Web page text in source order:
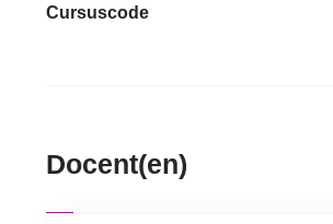
Cursuscode
Docent(en)